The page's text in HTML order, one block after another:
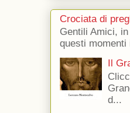
Crociata di
Gentili Amici,
questi
Il
d...